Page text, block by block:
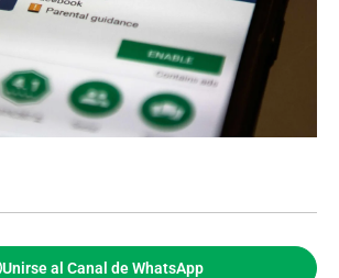
Unirse al Canal de WhatsApp